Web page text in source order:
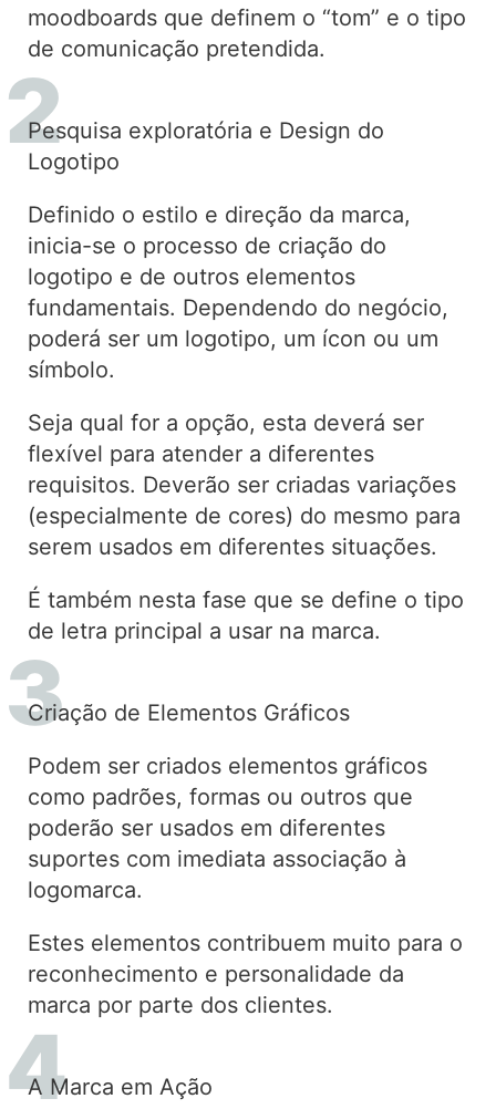
moodboards que definem o “tom” e o tipo
de comunicação pretendida.
Pesquisa exploratória e Design do
Logotipo
Definido o estilo e direção da marca,
inicia-se o processo de criação do
logotipo e de outros elementos
fundamentais. Dependendo do negócio,
poderá ser um logotipo, um ícon ou um
símbolo.
Seja qual for a opção, esta deverá ser
flexível para atender a diferentes
requisitos. Deverão ser criadas variações
(especialmente de cores) do mesmo para
serem usados em diferentes situações.
É também nesta fase que se define o tipo
de letra principal a usar na marca.
Criação de Elementos Gráficos
Podem ser criados elementos gráficos
como padrões, formas ou outros que
poderão ser usados em diferentes
suportes com imediata associação à
logomarca.
Estes elementos contribuem muito para o
reconhecimento e personalidade da
marca por parte dos clientes.
A Marca em Ação